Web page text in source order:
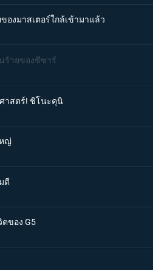
องมาสเตอร์ใกล้เข้ามาแล้ว
ร้ายของซีซาร์
ศาสตร์! ชิโนะคุนิ
ญ่
ตี
ของ G5